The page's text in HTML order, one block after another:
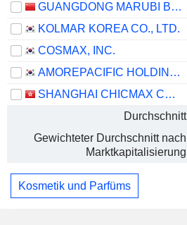
GUANGDONG MARUBI BIOTECHNOLOGY CO., LTD.
KOLMAR KOREA CO., LTD.
COSMAX, INC.
AMOREPACIFIC HOLDINGS CORP.
SHANGHAI CHICMAX COSMETIC CO., LTD.
Durchschnitt
Gewichteter Durchschnitt nach
Marktkapitalisierung
Kosmetik und Parfüms